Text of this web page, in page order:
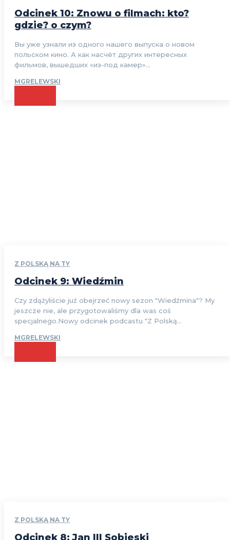
Odcinek 10: Znowu o filmach: kto?
gdzie? o czym?
Вы уже узнали из одного нашего выпуска о новом
польском кино. А как насчёт других интересных
фильмов, вышедших «из-под камер»...
MGRELEWSKI
Z POLSKĄ NA TY
Odcinek 9: Wiedźmin
Czy zdążyliście już obejrzeć nowy sezon "Wiedźmina"? My
jeszcze nie, ale przygotowaliśmy dla was coś
specjalnego.Nowy odcinek podcastu "Z Polską...
MGRELEWSKI
Z POLSKĄ NA TY
Odcinek 8: Jan III Sobieski